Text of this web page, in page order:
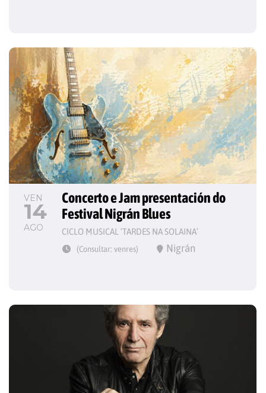
VEN
14
AGO
Concerto e Jam presentación do
Festival Nigrán Blues
CICLO MUSICAL ‘TARDES NA SOLAINA’
(Consultar: venres) Nigrán